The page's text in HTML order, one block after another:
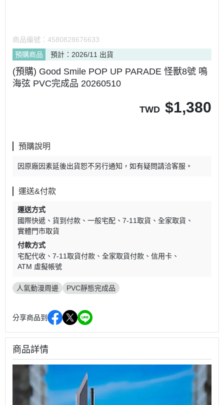
商品編號： 4580828676633
預購商品
預計：2026/11 出貨
(預購) Good Smile POP UP PARADE 怪獸8號 鳴
海弦 PVC完成品 20260510
TWD $1,380
預購說明
因原廠因素延後出貨恕不另行通知，如有疑問請洽客服。
運送&付款
運送方式
國際快遞
貨到付款 一般宅配 7-11取貨
全家取貨
實體門市取貨
付款方式
宅配代收
7-11取貨付款 全家取貨付款
信用卡
ATM 虛擬帳號
人氣動漫周邊 PVC靜態完成品
分享商品到
商品詳情